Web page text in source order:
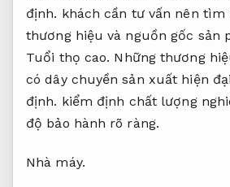
định. khách cần tư vấn nên
thương hiệu và nguồn gốc sản
Tuổi thọ cao. Những thương
có dây chuyền sản xuất hiện
định. kiểm định chất lượng
độ bảo hành rõ ràng.
Nhà máy.